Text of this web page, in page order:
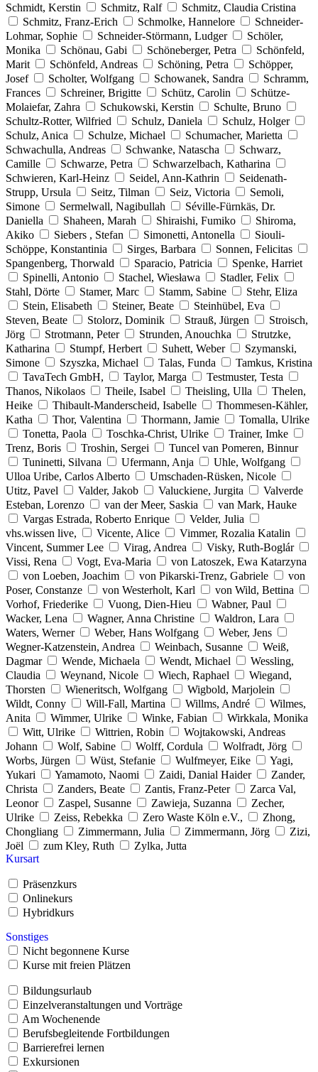
Schmidt, Kerstin
Schmitz, Ralf
Schmitz, Claudia Cristina
Schmitz, Franz-Erich
Schmolke, Hannelore
Schneider-
Lohmar, Sophie
Schneider-Störmann, Ludger
Schöler,
Monika
Schönau, Gabi Schöneberger, Petra
Schönfeld,
Marit
Schönfeld, Andreas Schöning, Petra
Schöpper,
Josef
Scholter, Wolfgang Schowanek, Sandra
Schramm,
Frances
Schreiner, Brigitte Schütz, Carolin
Schütze-
Molaiefar, Zahra
Schukowski, Kerstin
Schulte, Bruno
Schultz-Rotter, Wilfried
Schulz, Daniela
Schulz, Holger
Schulz, Anica
Schulze, Michael
Schumacher, Marietta
Schwachulla, Andreas
Schwanke, Natascha
Schwarz,
Camille
Schwarze, Petra
Schwarzelbach, Katharina
Schwieren, Karl-Heinz
Seidel, Ann-Kathrin
Seidenath-
Strupp, Ursula
Seitz, Tilman Seiz, Victoria
Semoli,
Simone
Sermelwall, Nagibullah
Séville-Fürnkäs, Dr.
Daniella
Shaheen, Marah Shiraishi, Fumiko
Shiroma,
Akiko
Siebers , Stefan Simonetti, Antonella
Siouli-
Schöppe, Konstantinia
Sirges, Barbara
Sonnen, Felicitas
Spangenberg, Thorwald
Sparacio, Patricia
Spenke, Harriet
Spinelli, Antonio
Stachel, Wiesława
Stadler, Felix
Stahl, Dörte
Stamer, Marc Stamm, Sabine
Stehr, Eliza
Stein, Elisabeth
Steiner, Beate
Steinhübel, Eva
Steven, Beate
Stolorz, Dominik Strauß, Jürgen
Stroisch,
Jörg
Strotmann, Peter Strunden, Anouchka
Strutzke,
Katharina
Stumpf, Herbert Suhett, Weber
Szymanski,
Simone
Szyszka, Michael Talas, Funda
Tamkus, Kristina
TavaTech GmbH,
Taylor, Marga
Testmuster, Testa
Thanos, Nikolaos
Theile, Isabel Theisling, Ulla
Thelen,
Heike
Thibault-Manderscheid, Isabelle
Thommesen-Kähler,
Katha
Thor, Valentina Thormann, Jamie
Tomalla, Ulrike
Tonetta, Paola
Toschka-Christ, Ulrike
Trainer, Imke
Trenz, Boris
Troshin, Sergei
Tuncel van Pomeren, Binnur
Tuninetti, Silvana
Ufermann, Anja
Uhle, Wolfgang
Ulloa Uribe, Carlos Alberto
Umschaden-Rüsken, Nicole
Utitz, Pavel
Valder, Jakob Valuckiene, Jurgita
Valverde
Esteban, Lorenzo
van der Meer, Saskia
van Mark, Hauke
Vargas Estrada, Roberto Enrique
Velder, Julia
vhs.wissen live,
Vicente, Alice
Vimmer, Rozalia Katalin
Vincent, Summer Lee
Virag, Andrea
Visky, Ruth-Boglár
Vissi, Rena
Vogt, Eva-Maria
von Latoszek, Ewa Katarzyna
von Loeben, Joachim
von Pikarski-Trenz, Gabriele
von
Poser, Constanze
von Westerholt, Karl
von Wild, Bettina
Vorhof, Friederike
Vuong, Dien-Hieu
Wabner, Paul
Wacker, Lena
Wagner, Anna Christine
Waldron, Lara
Waters, Werner
Weber, Hans Wolfgang
Weber, Jens
Wegner-Katzenstein, Andrea
Weinbach, Susanne
Weiß,
Dagmar
Wende, Michaela Wendt, Michael
Wessling,
Claudia
Weynand, Nicole Wiech, Raphael
Wiegand,
Thorsten
Wieneritsch, Wolfgang
Wigbold, Marjolein
Wildt, Conny
Will-Fall, Martina Willms, André
Wilmes,
Anita
Wimmer, Ulrike Winke, Fabian
Wirkkala, Monika
Witt, Ulrike
Wittrien, Robin
Wojtakowski, Andreas
Johann
Wolf, Sabine Wolff, Cordula
Wolfradt, Jörg
Worbs, Jürgen
Wüst, Stefanie Wulfmeyer, Eike
Yagi,
Yukari
Yamamoto, Naomi Zaidi, Danial Haider
Zander,
Christa
Zanders, Beate Zantis, Franz-Peter
Zarca Val,
Leonor
Zaspel, Susanne Zawieja, Suzanna
Zecher,
Ulrike
Zeiss, Rebekka Zero Waste Köln e.V.,
Zhong,
Chongliang
Zimmermann, Julia Zimmermann, Jörg
Zizi,
Joël
zum Kley, Ruth
Zylka, Jutta
Kursart
Präsenzkurs
Onlinekurs
Hybridkurs
Sonstiges
Nicht begonnene Kurse
Kurse mit freien Plätzen
Bildungsurlaub
Einzelveranstaltungen und Vorträge
Am Wochenende
Berufsbegleitende Fortbildungen
Barrierefrei lernen
Exkursionen